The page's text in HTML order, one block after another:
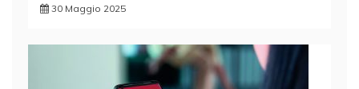
30 Maggio 2025